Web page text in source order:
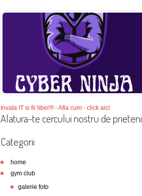
Invata IT si fii liber!!! - Afla cum - click aici
Alatura-te cercului nostru de prieteni
Categorii
home
gym club
galerie foto